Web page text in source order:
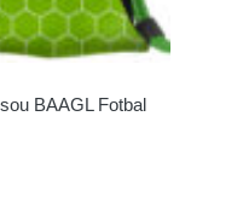
BAAGL Fotbal